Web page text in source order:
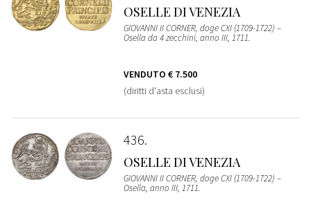
OSELLE DI VENEZIA
GIOVANNI II CORNER, doge CXI (1709-1722) –
Osella da 4 zecchini, anno III, 1711.
VENDUTO € 7.500
(diritti d'asta esclusi)
436
OSELLE DI VENEZIA
GIOVANNI II CORNER, doge CXI (1709-1722) –
Osella, anno III, 1711.